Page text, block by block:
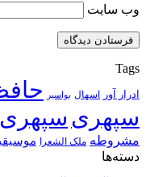
وب‌ سایت
Tags
ادرار آور اسهال بواسیر
سپهری سپهری
مشروطه ملک الشعرا
دسته‌ها